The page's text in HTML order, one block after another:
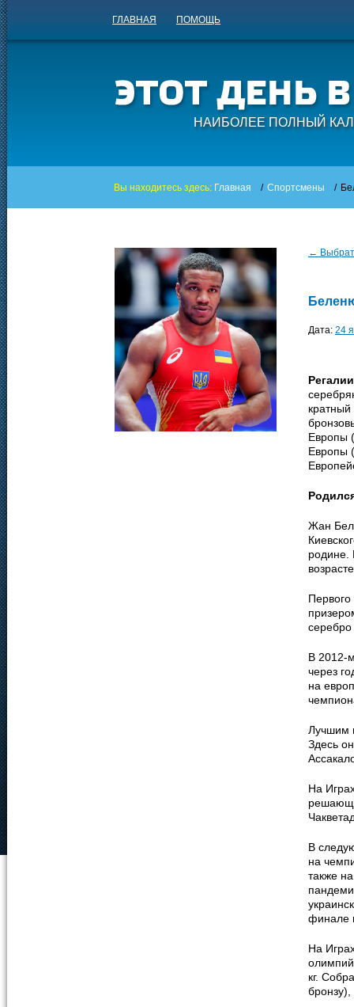
ГЛАВНАЯ ПОМОЩЬ
НАИБОЛЕЕ ПОЛНЫЙ
Вы находитесь здесь: Главная / Спортсмены /
←
Дата: 24
Регалии
Европы
Европы
Жан
родине.
серебро
В 2012-
через
на
Лучшим
Здесь
На
В
на
также
финале
На
кг.